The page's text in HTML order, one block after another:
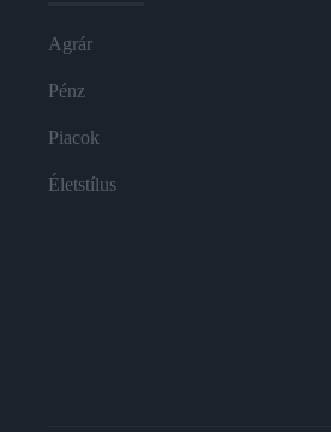
Agrár
Pénz
Piacok
Életstílus